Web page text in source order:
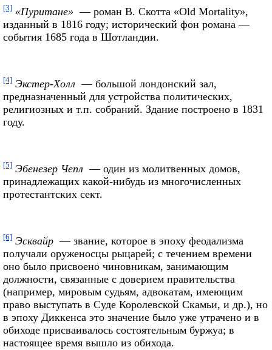
[3] «Пуритане» — роман В. Скотта «Old Mortality»,
изданный в 1816 году; исторический фон романа —
события 1685 года в Шотландии.
[4] Экстер-Холл — большой лондонский зал,
предназначенный для устройства политических,
религиозных и т.п. собраний. Здание построено в 1831
году.
[5] Эбенезер Чепл — один из молитвенных домов,
принадлежащих какой-нибудь из многочисленных
протестантских сект.
[6] Эсквайр — звание, которое в эпоху феодализма
получали оруженосцы рыцарей; с течением времени
оно было присвоено чиновникам, занимающим
должности, связанные с доверием правительства
(например, мировым судьям, адвокатам, имеющим
право выступать в Суде Королевской Скамьи, и др.), но
в эпоху Диккенса это значение было уже утрачено и в
обиходе присваивалось состоятельным буржуа; в
настоящее время вышло из обихода.